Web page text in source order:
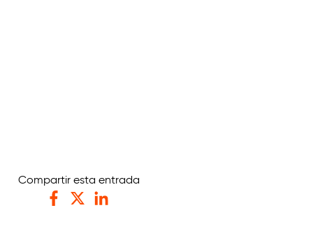
Compartir esta entrada